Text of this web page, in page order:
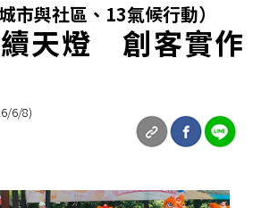
市與社區、13氣候行動）
天燈 創客實作
6/8)